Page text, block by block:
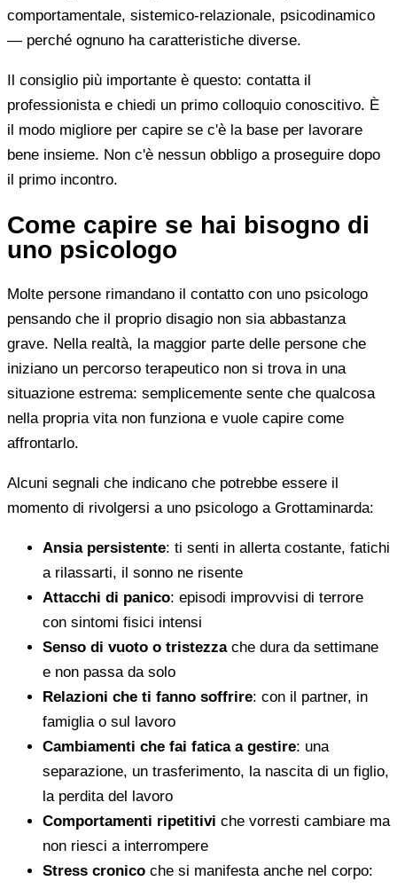
comportamentale, sistemico-relazionale, psicodinamico
— perché ognuno ha caratteristiche diverse.
Il consiglio più importante è questo: contatta il
professionista e chiedi un primo colloquio conoscitivo. È
il modo migliore per capire se c'è la base per lavorare
bene insieme. Non c'è nessun obbligo a proseguire dopo
il primo incontro.
Come capire se hai bisogno di
uno psicologo
Molte persone rimandano il contatto con uno psicologo
pensando che il proprio disagio non sia abbastanza
grave. Nella realtà, la maggior parte delle persone che
iniziano un percorso terapeutico non si trova in una
situazione estrema: semplicemente sente che qualcosa
nella propria vita non funziona e vuole capire come
affrontarlo.
Alcuni segnali che indicano che potrebbe essere il
momento di rivolgersi a uno psicologo a Grottaminarda:
Ansia persistente: ti senti in allerta costante, fatichi
a rilassarti, il sonno ne risente
Attacchi di panico: episodi improvvisi di terrore
con sintomi fisici intensi
Senso di vuoto o tristezzache dura da settimane
e non passa da solo
Relazioni che ti fanno soffrire: con il partner, in
famiglia o sul lavoro
Cambiamenti che fai fatica a gestire: una
separazione, un trasferimento, la nascita di un figlio,
la perdita del lavoro
Comportamenti ripetitivi che vorresti cambiare ma
non riesci a interrompere
Stress cronico che si manifesta anche nel corpo: